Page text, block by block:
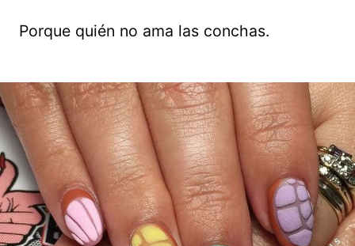
Porque quién no ama las conchas.